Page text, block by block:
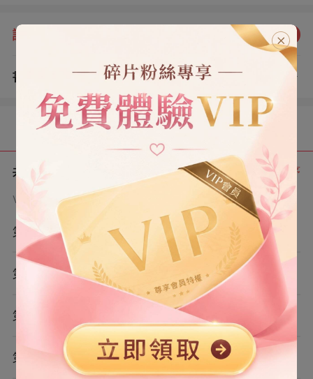
評分： 點我評分
書評 查看評論
目錄
共 9 章 正序
VIP章節可通過金幣購買提前點讀
第1章
第2章
第3章
第4章